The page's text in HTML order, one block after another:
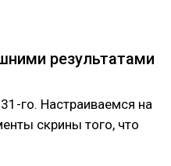
результатами
го. Настраиваемся на
скрины того, что